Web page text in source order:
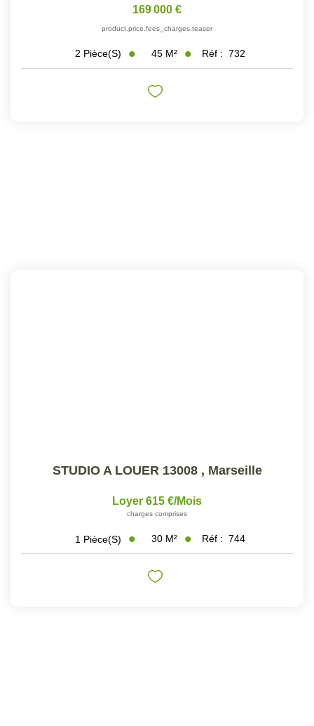
169 000 €
product.price.fees_charges.teaser
2 Pièce(s) 45 M² Réf : 732
STUDIO A LOUER 13008 , Marseille
Loyer 615 €/mois
charges comprises
1 Pièce(s) 30 M² Réf : 744